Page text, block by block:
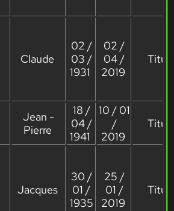
Claude
02 /
03 /
1931
02 /
04 /
2019
Jean -
Pierre
18 /
04 /
1941
10 / 01
/
2019
Jacques
30 /
01 /
1935
25 /
01 /
2019